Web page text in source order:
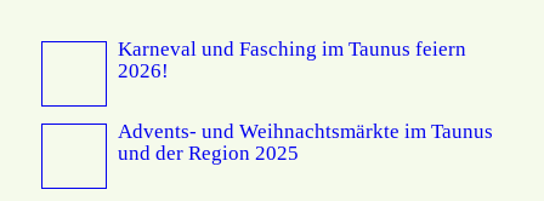
Karneval und Fasching im Taunus feiern
2026!
Advents- und Weihnachtsmärkte im Taunus
und der Region 2025